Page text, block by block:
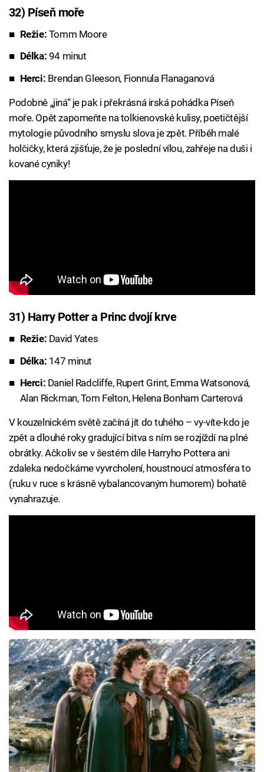
32) Píseň moře
Režie: Tomm Moore
Délka: 94 minut
Herci: Brendan Gleeson, Fionnula Flanaganová
Podobně „jiná“ je pak i překrásná irská pohádka Píseň
moře. Opět zapomeňte na tolkienovské kulisy, poetičtější
mytologie původního smyslu slova je zpět. Příběh malé
holčičky, která zjišťuje, že je poslední vílou, zahřeje na duši i
kované cyniky!
31) Harry Potter a Princ dvojí krve
Režie: David Yates
Délka: 147 minut
Herci: Daniel Radcliffe, Rupert Grint, Emma Watsonová,
Alan Rickman, Tom Felton, Helena Bonham Carterová
V kouzelnickém světě začíná jít do tuhého – vy-víte-kdo je
zpět a dlouhé roky gradující bitva s ním se rozjíždí na plné
obrátky. Ačkoliv se v šestém díle Harryho Pottera ani
zdaleka nedočkáme vyvrcholení, houstnoucí atmosféra to
(ruku v ruce s krásně vybalancovaným humorem) bohatě
vynahrazuje.